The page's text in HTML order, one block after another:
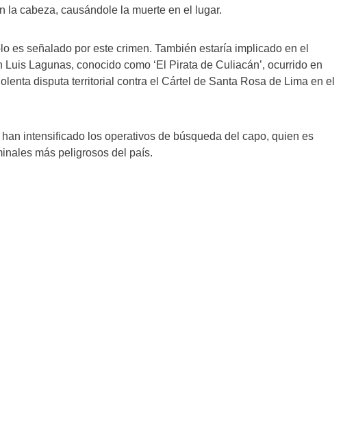
la cabeza, causándole la muerte en el lugar.
es señalado por este crimen. También estaría implicado en el
Lagunas, conocido como ‘El Pirata de Culiacán’, ocurrido en
disputa territorial contra el Cártel de Santa Rosa de Lima en el
intensificado los operativos de búsqueda del capo, quien es
más peligrosos del país.